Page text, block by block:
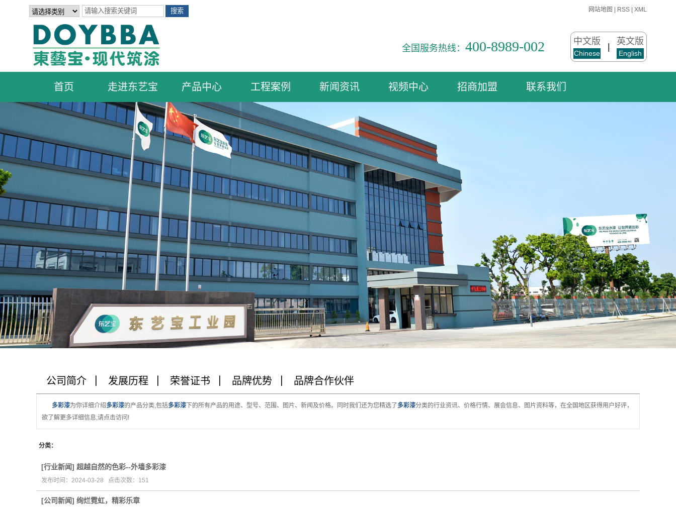
网站地图 RSS XML
全国服务热线： 400-8989-002 中文版
Chinese
|
英文版
English
首页 走进东艺宝
公司简介
发展历程
荣誉证书
品牌优势
品牌合作伙伴
产品中心
外墙涂料
艺术涂料
地坪涂料
功能型涂料
工程案例
小区楼盘
商业建筑
工业建筑
公共建筑
自建住宅
翻新工程
新闻资讯 视频中心 招商加盟 联系我们
公司简介 发展历程 荣誉证书 品牌优势 品牌合作伙伴
多彩漆为你详细介绍多彩漆的产品分类,包括多彩漆 下的所有产品的用途、型号、范围、图片、新闻及价格。同时我们还为您精选了 多彩漆分类的行业资讯、价格行情、展会信息、图片资料等，在全国地区获得用户好评，
欲了解更多详细信息,请点击访问!
分类：
[行业新闻] 超越自然的色彩--外墙多彩漆
发布时间：2024-03-28 点击次数：151
[公司新闻] 绚烂霓虹，精彩乐章